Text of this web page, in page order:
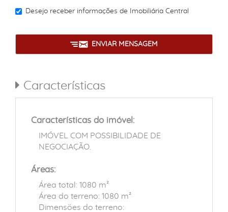
Desejo receber informações de Imobiliária Central
ENVIAR MENSAGEM
Características
Características do imóvel:
IMÓVEL COM POSSIBILIDADE DE
NEGOCIAÇÃO.
Áreas:
Área total: 1080 m²
Área do terreno: 1080 m²
Dimensões do terreno: